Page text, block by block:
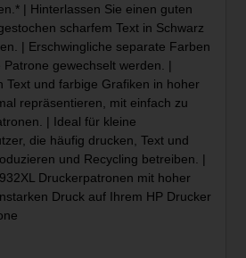
| Hinterlassen Sie einen guten
scharfem Text in Schwarz
| Erschwingliche separate Farben
gewechselt werden. |
Text und farbige Grafiken in hoher
repräsentieren, mit einfach zu
| Ideal für kleine
die häufig drucken, Text und
und Recycling betreiben. |
Druckerpatronen mit hoher
Druck auf Ihrem HP Drucker